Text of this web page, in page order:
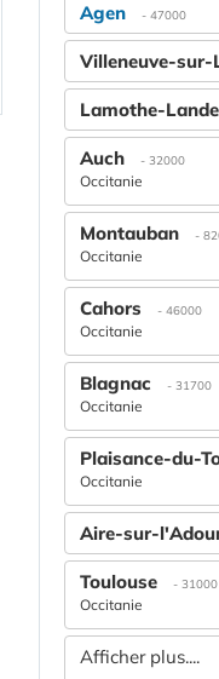
Agen - 47000
Villeneuve-sur-
Lamothe-
Auch - 32000
Occitanie
Montauban -
Occitanie
Cahors - 46000
Occitanie
Blagnac - 31700
Occitanie
Plaisance-du-
Occitanie
Aire-sur-
Toulouse - 31000
Occitanie
Afficher plus....